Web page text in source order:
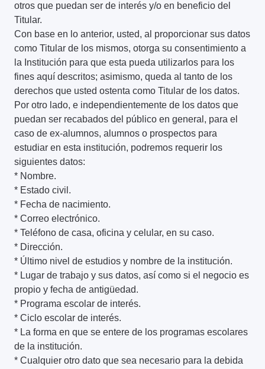
otros que puedan ser de interés y/o en beneficio del
Titular.
Con base en lo anterior, usted, al proporcionar sus datos
como Titular de los mismos, otorga su consentimiento a
la Institución para que esta pueda utilizarlos para los
fines aquí descritos; asimismo, queda al tanto de los
derechos que usted ostenta como Titular de los datos.
Por otro lado, e independientemente de los datos que
puedan ser recabados del público en general, para el
caso de ex-alumnos, alumnos o prospectos para
estudiar en esta institución, podremos requerir los
siguientes datos:
* Nombre.
* Estado civil.
* Fecha de nacimiento.
* Correo electrónico.
* Teléfono de casa, oficina y celular, en su caso.
* Dirección.
* Último nivel de estudios y nombre de la institución.
* Lugar de trabajo y sus datos, así como si el negocio es
propio y fecha de antigüedad.
* Programa escolar de interés.
* Ciclo escolar de interés.
* La forma en que se entere de los programas escolares
de la institución.
* Cualquier otro dato que sea necesario para la debida